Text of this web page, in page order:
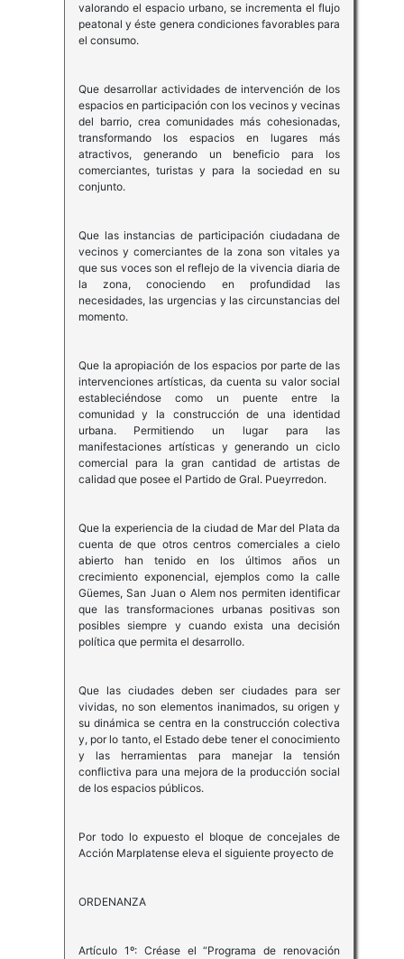
valorando el espacio urbano, se incrementa el flujo
peatonal y éste genera condiciones favorables para
el consumo.
Que desarrollar actividades de intervención de los
espacios en participación con los vecinos y vecinas
del barrio, crea comunidades más cohesionadas,
transformando los espacios en lugares más
atractivos, generando un beneficio para los
comerciantes, turistas y para la sociedad en su
conjunto.
Que las instancias de participación ciudadana de
vecinos y comerciantes de la zona son vitales ya
que sus voces son el reflejo de la vivencia diaria de
la zona, conociendo en profundidad las
necesidades, las urgencias y las circunstancias del
momento.
Que la apropiación de los espacios por parte de las
intervenciones artísticas, da cuenta su valor social
estableciéndose como un puente entre la
comunidad y la construcción de una identidad
urbana. Permitiendo un lugar para las
manifestaciones artísticas y generando un ciclo
comercial para la gran cantidad de artistas de
calidad que posee el Partido de Gral. Pueyrredon.
Que la experiencia de la ciudad de Mar del Plata da
cuenta de que otros centros comerciales a cielo
abierto han tenido en los últimos años un
crecimiento exponencial, ejemplos como la calle
Güemes, San Juan o Alem nos permiten identificar
que las transformaciones urbanas positivas son
posibles siempre y cuando exista una decisión
política que permita el desarrollo.
Que las ciudades deben ser ciudades para ser
vividas, no son elementos inanimados, su origen y
su dinámica se centra en la construcción colectiva
y, por lo tanto, el Estado debe tener el conocimiento
y las herramientas para manejar la tensión
conflictiva para una mejora de la producción social
de los espacios públicos.
Por todo lo expuesto el bloque de concejales de
Acción Marplatense eleva el siguiente proyecto de
ORDENANZA
Artículo 1º: Créase el “Programa de renovación